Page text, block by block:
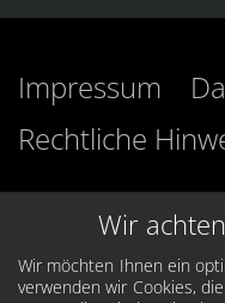
Wir
Wir möchten Ihnen ein
verwenden wir Cookies,
Impressum
Rechtliche